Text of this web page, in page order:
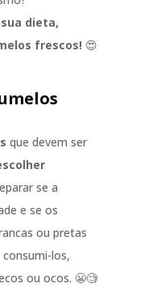
dieta,
frescos! 😍
que devem ser
se a
e se os
ou pretas
los,
ou ocos. 😬🧐